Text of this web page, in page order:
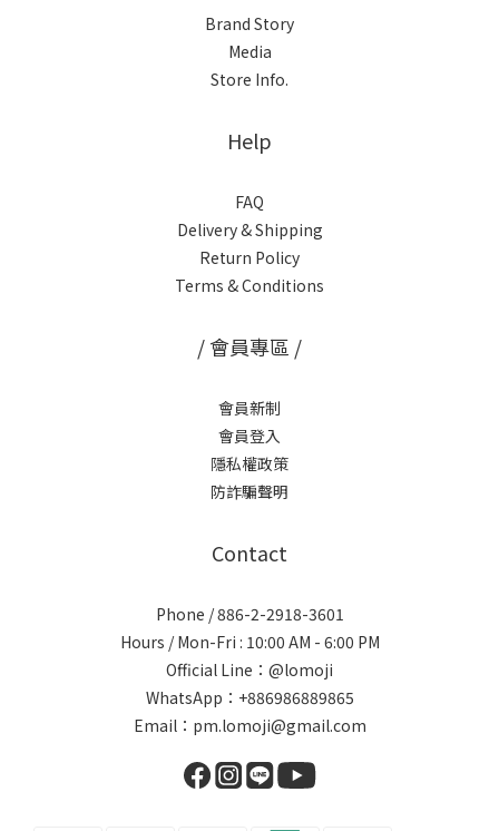
Brand Story
Media
Store Info.
Help
FAQ
Delivery & Shipping
Return Policy
Terms & Conditions
/ 會員專區 /
會員新制
會員登入
隱私權政策
防詐騙聲明
Contact
Phone / 886-2-2918-3601
Hours / Mon-Fri : 10:00 AM - 6:00 PM
Official Line：@lomoji
WhatsApp：+886986889865
Email：pm.lomoji@gmail.com